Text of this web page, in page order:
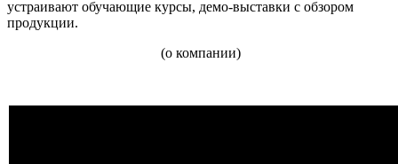
устраивают обучающие курсы, демо-выставки с обзором
продукции.
(о компании)